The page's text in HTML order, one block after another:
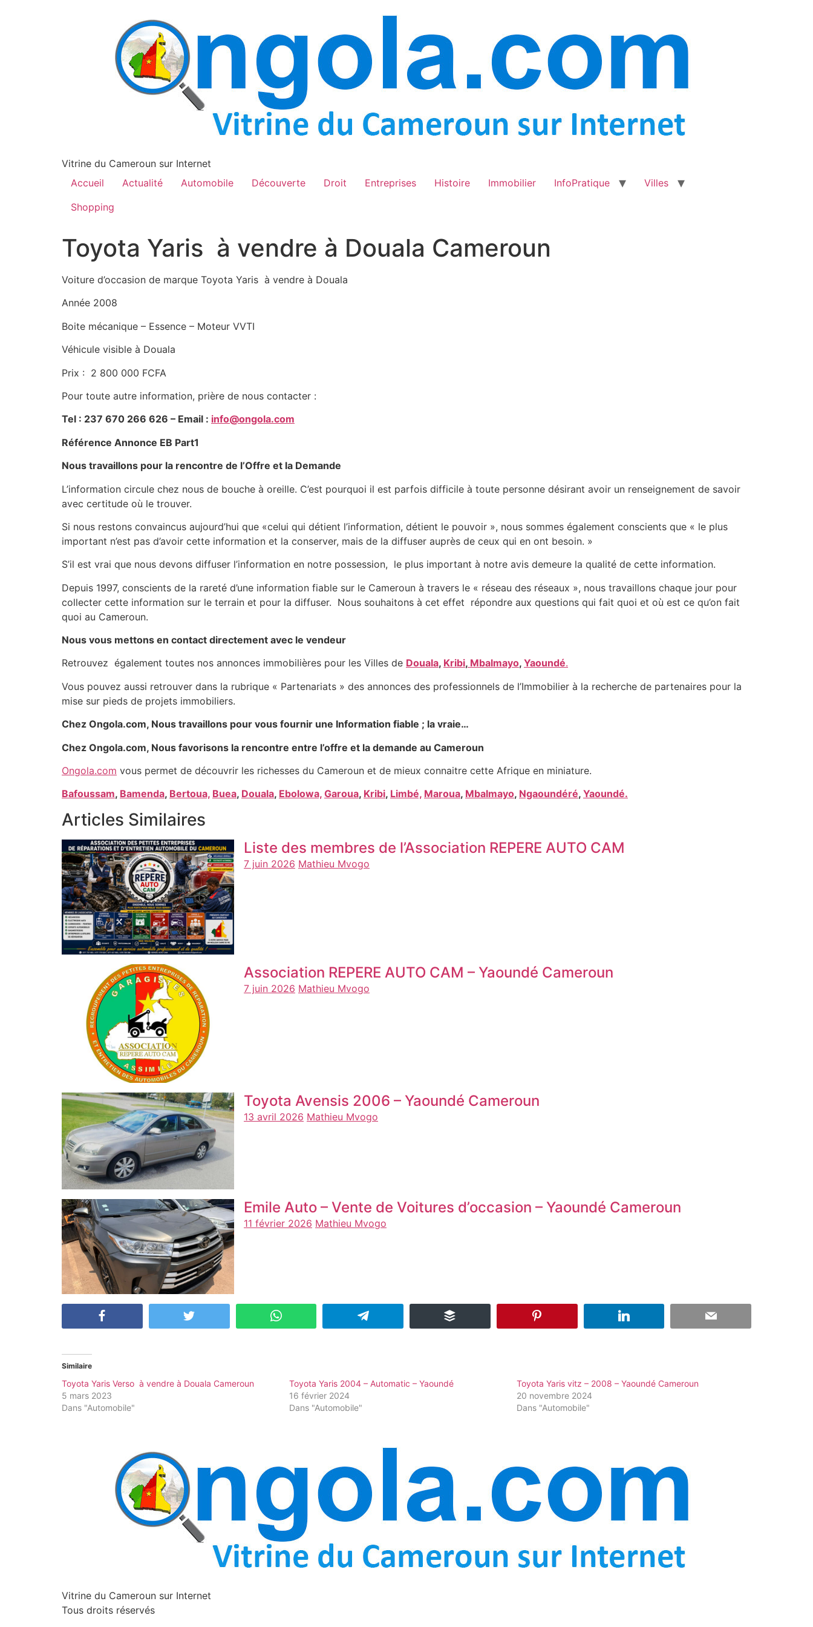
Vitrine du Cameroun sur Internet
Accueil
Actualité Automobile Découverte Droit Entreprises Histoire Immobilier InfoPratique
Villes
Shopping
Toyota Yaris à vendre à Douala Cameroun
Voiture d’occasion de marque Toyota Yaris à vendre à Douala
Année 2008
Boite mécanique – Essence – Moteur VVTI
Véhicule visible à Douala
Prix : 2 800 000 FCFA
Pour toute autre information, prière de nous contacter :
Tel : 237 670 266 626 – Email : info@ongola.com
Référence Annonce EB Part1
Nous travaillons pour la rencontre de l’Offre et la Demande
L’information circule chez nous de bouche à oreille. C’est pourquoi il est parfois difficile à toute personne désirant avoir un renseignement de savoir
avec certitude où le trouver.
Si nous restons convaincus aujourd’hui que «celui qui détient l’information, détient le pouvoir », nous sommes également conscients que « le plus
important n’est pas d’avoir cette information et la conserver, mais de la diffuser auprès de ceux qui en ont besoin. »
S’il est vrai que nous devons diffuser l’information en notre possession, le plus important à notre avis demeure la qualité de cette information.
Depuis 1997, conscients de la rareté d’une information fiable sur le Cameroun à travers le « réseau des réseaux », nous travaillons chaque jour pour
collecter cette information sur le terrain et pour la diffuser. Nous souhaitons à cet effet répondre aux questions qui fait quoi et où est ce qu’on fait
quoi au Cameroun.
Nous vous mettons en contact directement avec le vendeur
Retrouvez également toutes nos annonces immobilières pour les Villes de Douala, Kribi, Mbalmayo, Yaoundé.
Vous pouvez aussi retrouver dans la rubrique « Partenariats » des annonces des professionnels de l’Immobilier à la recherche de partenaires pour la
mise sur pieds de projets immobiliers.
Chez Ongola.com, Nous travaillons pour vous fournir une Information fiable ; la vraie…
Chez Ongola.com, Nous favorisons la rencontre entre l’offre et la demande au Cameroun
Ongola.com vous permet de découvrir les richesses du Cameroun et de mieux connaitre cette Afrique en miniature.
Bafoussam, Bamenda, Bertoua, Buea, Douala, Ebolowa, Garoua, Kribi, Limbé, Maroua, Mbalmayo, Ngaoundéré, Yaoundé.
Articles Similaires
Liste des membres de l’Association REPERE AUTO CAM
7 juin 2026 Mathieu Mvogo
Association REPERE AUTO CAM – Yaoundé Cameroun
7 juin 2026 Mathieu Mvogo
Toyota Avensis 2006 – Yaoundé Cameroun
13 avril 2026 Mathieu Mvogo
Emile Auto – Vente de Voitures d’occasion – Yaoundé Cameroun
11 février 2026 Mathieu Mvogo
Similaire
Toyota Yaris Verso à vendre à Douala Cameroun
5 mars 2023
Dans "Automobile"
Toyota Yaris 2004 – Automatic – Yaoundé
16 février 2024
Dans "Automobile"
Toyota Yaris vitz – 2008 – Yaoundé Cameroun
20 novembre 2024
Dans "Automobile"
Vitrine du Cameroun sur Internet
Tous droits réservés